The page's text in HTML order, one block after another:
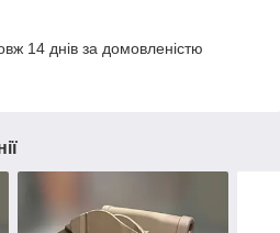
14 днів за домовленістю